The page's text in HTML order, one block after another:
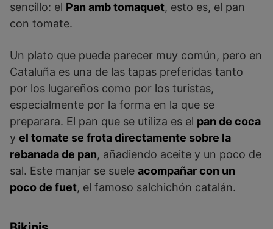
sencillo: el Pan amb tomaquet, esto es, el pan
con tomate.
Un plato que puede parecer muy común, pero en
Cataluña es una de las tapas preferidas tanto
por los lugareños como por los turistas,
especialmente por la forma en la que se
preparara. El pan que se utiliza es el pan de coca
y el tomate se frota directamente sobre la
rebanada de pan, añadiendo aceite y un poco de
sal. Este manjar se suele acompañar con un
poco de fuet, el famoso salchichón catalán.